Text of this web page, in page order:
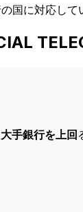
国に対応して
大手銀行を上回